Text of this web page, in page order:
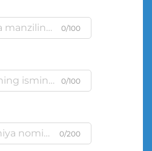
0/100
0/100
0/200